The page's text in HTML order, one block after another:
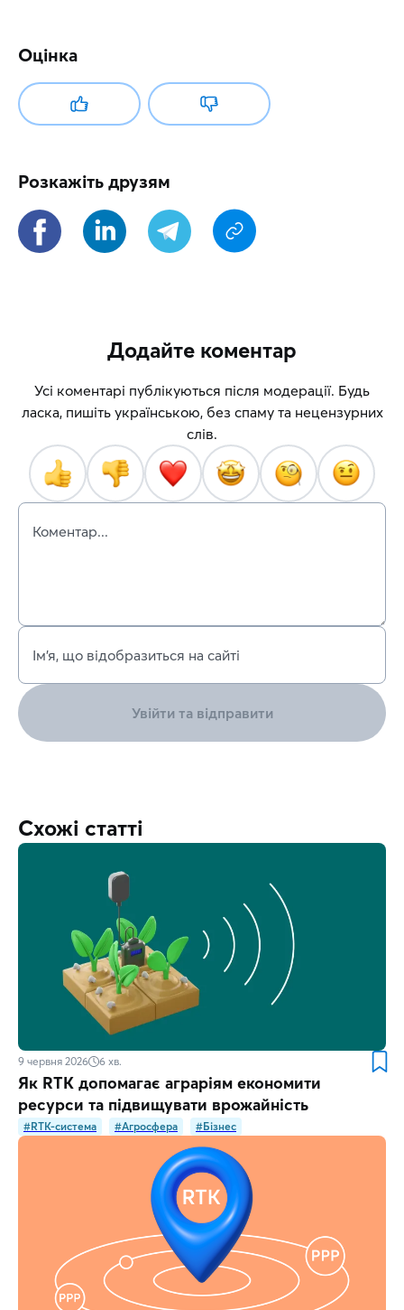
Оцінка
Розкажіть друзям
Додайте коментар
Усі коментарі публікуються після модерації. Будь
ласка, пишіть українською, без спаму та нецензурних
слів.
Коментар...
Ім’я, що відобразиться на сайті
Увійти та відправити
Схожі статті
9 червня 2026 6 хв.
Як RTK допомагає аграріям економити
ресурси та підвищувати врожайність
#RTK-система #Агросфера #Бізнес